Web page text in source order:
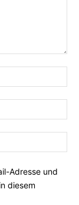
Adresse und
diesem